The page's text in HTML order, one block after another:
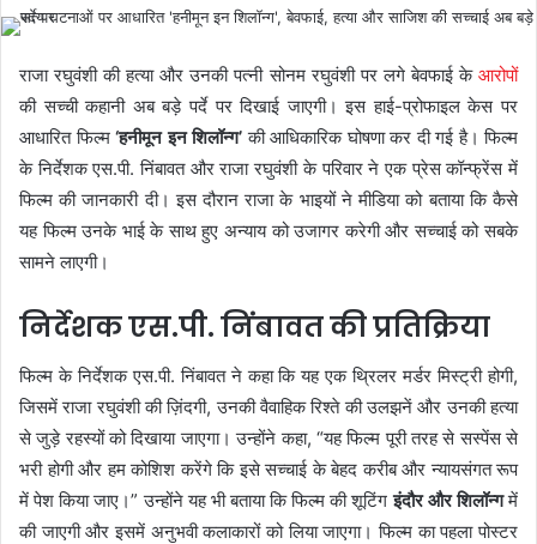
राजा रघुवंशी की हत्या और उनकी पत्नी सोनम रघुवंशी पर लगे बेवफाई के आरोपों
की सच्ची कहानी अब बड़े पर्दे पर दिखाई जाएगी। इस हाई-प्रोफाइल केस पर
आधारित फिल्म ‘हनीमून इन शिलॉन्ग’ की आधिकारिक घोषणा कर दी गई है। फिल्म
के निर्देशक एस.पी. निंबावत और राजा रघुवंशी के परिवार ने एक प्रेस कॉन्फ्रेंस में
फिल्म की जानकारी दी। इस दौरान राजा के भाइयों ने मीडिया को बताया कि कैसे
यह फिल्म उनके भाई के साथ हुए अन्याय को उजागर करेगी और सच्चाई को सबके
सामने लाएगी।
निर्देशक एस.पी. निंबावत की प्रतिक्रिया
फिल्म के निर्देशक एस.पी. निंबावत ने कहा कि यह एक थ्रिलर मर्डर मिस्ट्री होगी,
जिसमें राजा रघुवंशी की ज़िंदगी, उनकी वैवाहिक रिश्ते की उलझनें और उनकी हत्या
से जुड़े रहस्यों को दिखाया जाएगा। उन्होंने कहा, “यह फिल्म पूरी तरह से सस्पेंस से
भरी होगी और हम कोशिश करेंगे कि इसे सच्चाई के बेहद करीब और न्यायसंगत रूप
में पेश किया जाए।” उन्होंने यह भी बताया कि फिल्म की शूटिंगइंदौर और शिलॉन्गमें
की जाएगी और इसमें अनुभवी कलाकारों को लिया जाएगा। फिल्म का पहला पोस्टर